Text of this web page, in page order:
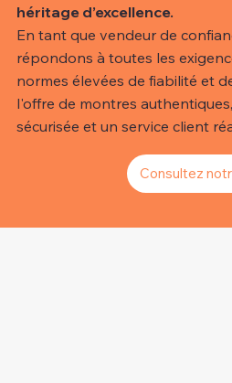
héritage d’excellence.
En tant que vendeur de
répondons à toutes les
normes élevées de fiabilité et
l'offre de montres
sécurisée et un service client
Consultez